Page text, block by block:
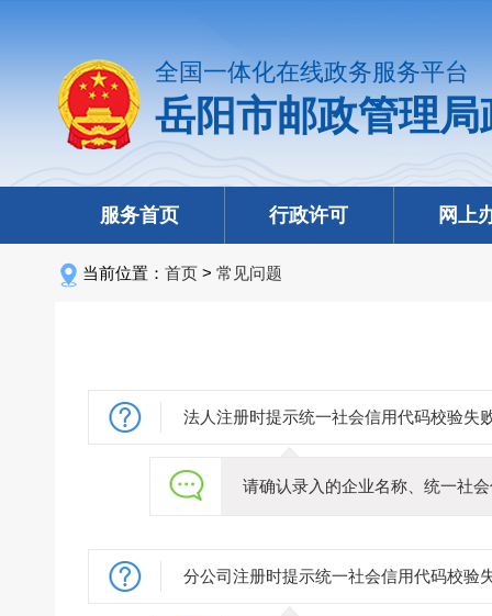
全国一体化在线政务服务平台
岳阳市邮政管理
服务首页 行政许可 网上
当前位置： 首页 > 常见问题
法人注册时提示统一社会信用代码校验失
请确认录入的企业名称、统一社
分公司注册时提示统一社会信用代码校验